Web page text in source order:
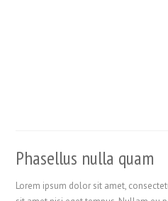
Phasellus nulla quam
Lorem ipsum dolor sit amet,